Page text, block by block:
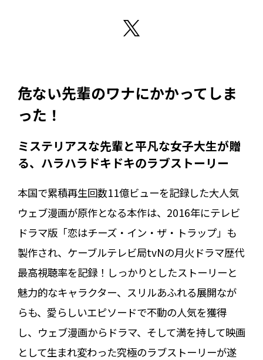
危ない先輩のワナにかかってしま
った！
ミステリアスな先輩と平凡な女子大生が贈
る、ハラハラドキドキのラブストーリー
本国で累積再生回数11億ビューを記録した大人気
ウェブ漫画が原作となる本作は、2016年にテレビ
ドラマ版「恋はチーズ・イン・ザ・トラップ」も
製作され、ケーブルテレビ局tvNの月火ドラマ歴代
最高視聴率を記録！しっかりとしたストーリーと
魅力的なキャラクター、スリルあふれる展開なが
らも、愛らしいエピソードで不動の人気を獲得
し、ウェブ漫画からドラマ、そして満を持して映画
として生まれ変わった究極のラブストーリーが遂